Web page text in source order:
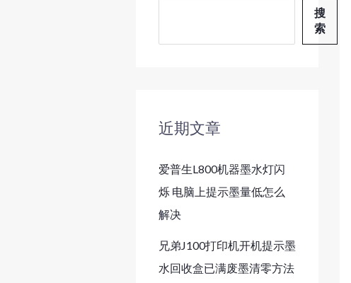
搜
索
近期文章
爱普生L800机器墨水灯闪
烁 电脑上提示墨量低怎么
解决
兄弟J100打印机开机提示墨
水回收盒已满废墨清零方法